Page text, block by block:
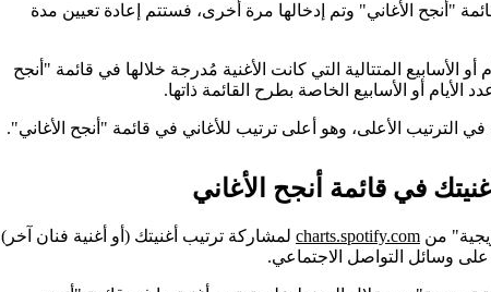
"أنجح الأغاني" وتم إدخالها مرة أخرى، فستتم إعادة تعيين مدة
الأسابيع المتتالية التي كانت الأغنية مُدرجة خلالها في قائمة "أنجح
الأيام أو الأسابيع الخاصة بطرح القائمة ذاتها.
في الترتيب الأعلى، وهو أعلى ترتيب للأغاني في قائمة "أنجح الأغاني".
في قائمة أنجح الأغاني
من charts.spotify.com لمشاركة ترتيب أغنيتك (أو أغنية فنان آخر)
على وسائل التواصل الاجتماعي.